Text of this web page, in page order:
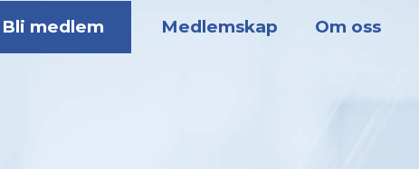
Bli medlem Medlemskap Om oss